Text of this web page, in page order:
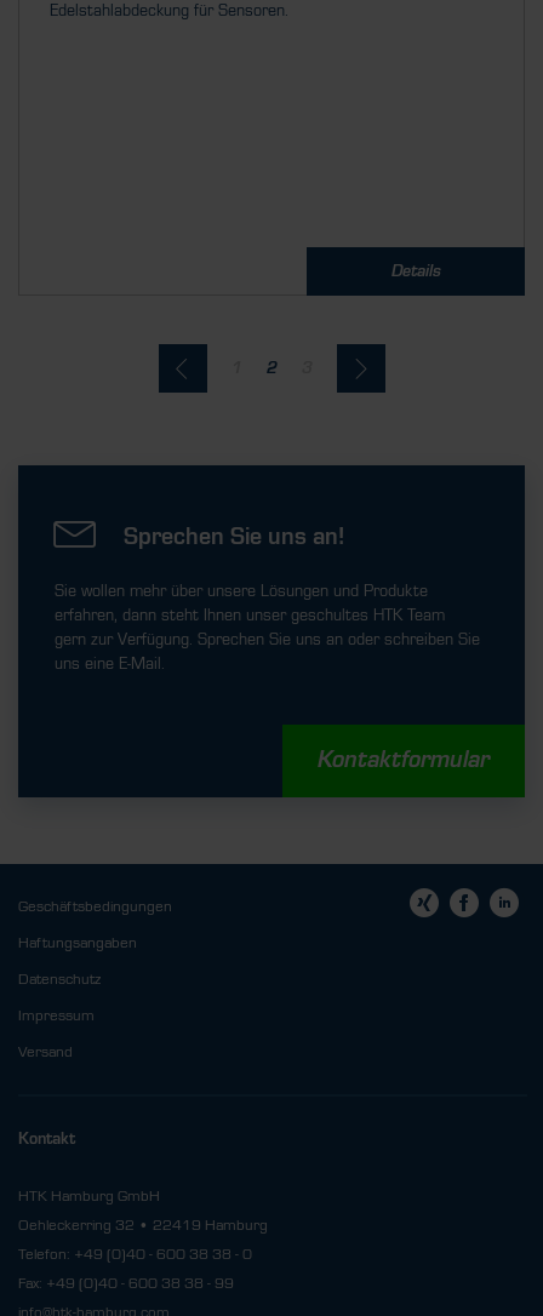
Edelstahlabdeckung für Sensoren.
Details
2
Sprechen Sie uns an!
Sie wollen mehr über unsere Lösungen und Produkte
erfahren, dann steht Ihnen unser geschultes HTK Team
gern zur Verfügung. Sprechen Sie uns an oder schreiben Sie
uns eine E-Mail.
Kontaktformular
Geschäftsbedingungen
Haftungsangaben
Datenschutz
Impressum
Versand
Kontakt
HTK Hamburg GmbH
Oehleckerring 32 • 22419 Hamburg
Telefon: +49 (0)40 - 600 38 38 - 0
Fax: +49 (0)40 - 600 38 38 - 99
info@htk-hamburg.com